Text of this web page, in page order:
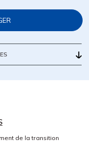
de la transition